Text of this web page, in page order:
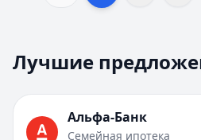
2
5
ПСК:20,3 % – 39,26 %
Срок:
Первоначальный взнос:
Лучшие
Альфа-Банк
Семейная ипотека